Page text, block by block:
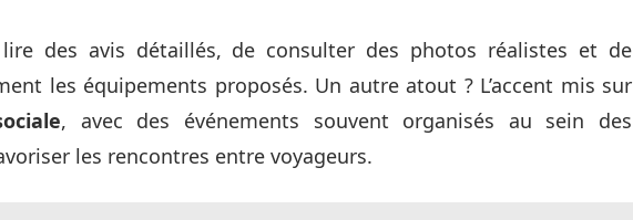
des avis détaillés, de consulter des photos réalistes et de
les équipements proposés. Un autre atout ? L’accent mis sur
, avec des événements souvent organisés au sein des
les rencontres entre voyageurs.